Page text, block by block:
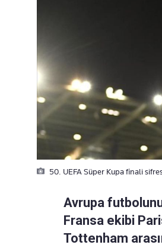
50. UEFA Süper Kupa finali
Avrupa
Fransa ekibi
Tottenham